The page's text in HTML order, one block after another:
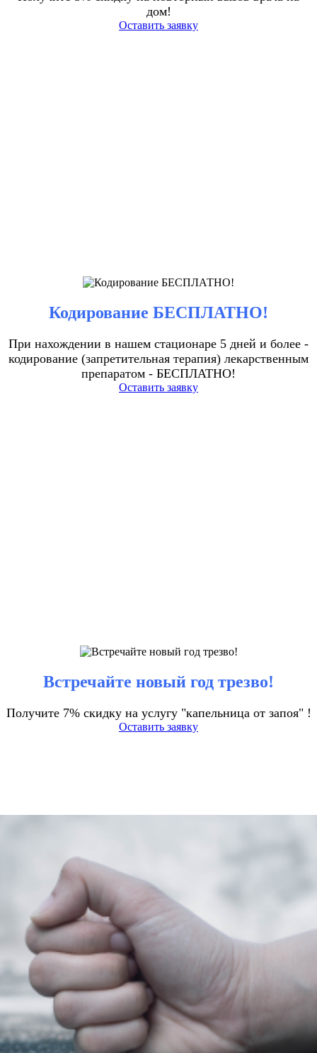
дом!
Оставить заявку
Кодирование БЕСПЛАТНО!
При нахождении в нашем стационаре 5 дней и более -
кодирование (запретительная терапия) лекарственным
препаратом - БЕСПЛАТНО!
Оставить заявку
Встречайте новый год трезво!
Получите 7% скидку на услугу "капельница от запоя" !
Оставить заявку